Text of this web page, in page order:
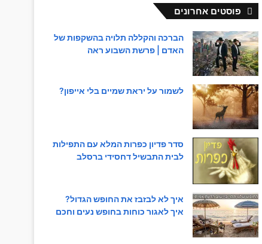
פוסטים אחרונים
הברכה והקללה תלויה בהשקפות של
האדם | פרשת השבוע ראה
לשמור על יראת שמיים בלי אייפון?
סדר פדיון כפרות המלא עם התפילות
לבית התבשיל דחסידי ברסלב
איך לא לבזבז את החופש הגדול?
איך לאגור כוחות בחופש נעים וחכם